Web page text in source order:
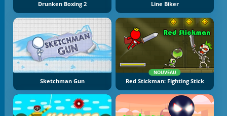
Drunken Boxing 2 Line Biker
Sketchman Gun
NOUVEAU
Red Stickman: Fighting Stick